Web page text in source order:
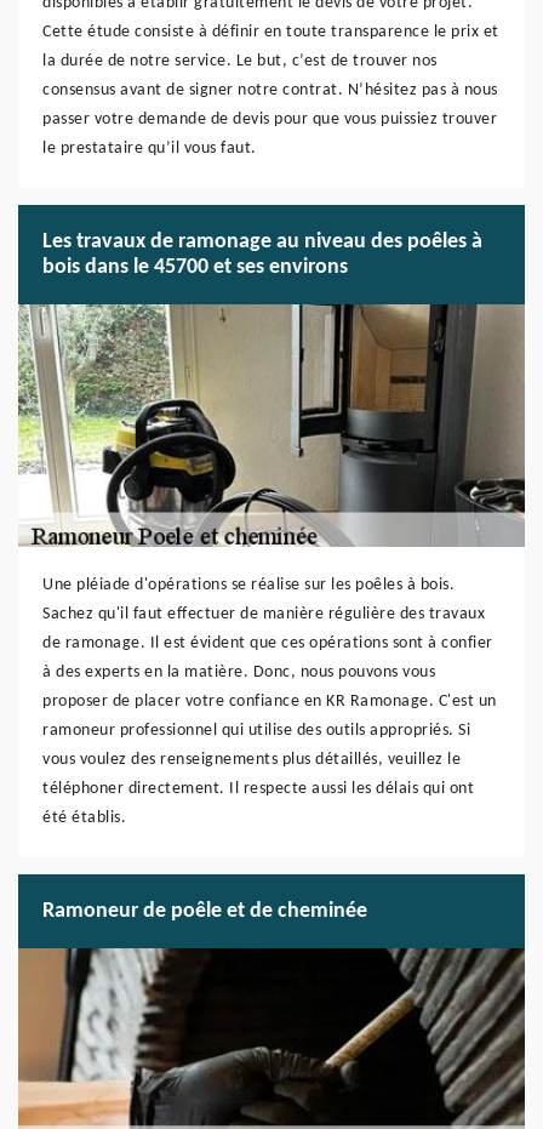
Cette étude consiste à définir en toute transparence le prix et
la durée de notre service. Le but, c’est de trouver nos
consensus avant de signer notre contrat. N’hésitez pas à nous
passer votre demande de devis pour que vous puissiez trouver
le prestataire qu’il vous faut.
Les travaux de ramonage au niveau des poêles à
bois dans le 45700 et ses environs
Une pléiade d'opérations se réalise sur les poêles à bois.
Sachez qu'il faut effectuer de manière régulière des travaux
de ramonage. Il est évident que ces opérations sont à confier
à des experts en la matière. Donc, nous pouvons vous
proposer de placer votre confiance en KR Ramonage. C'est un
ramoneur professionnel qui utilise des outils appropriés. Si
vous voulez des renseignements plus détaillés, veuillez le
téléphoner directement. Il respecte aussi les délais qui ont
été établis.
Ramoneur de poêle et de cheminée